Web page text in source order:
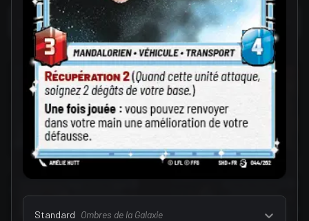
Sélectionner un onglet
Leaders (172)
Standard Ombres de la Galaxie